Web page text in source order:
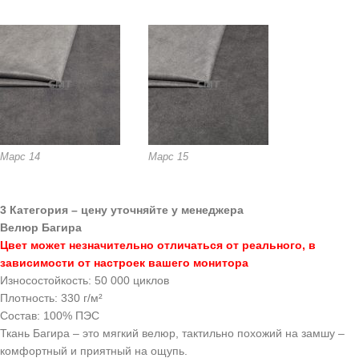
Марс 14 Марс 15
3 Категория – цену уточняйте у менеджера
Велюр Багира
Цвет может незначительно отличаться от реального, в
зависимости от настроек вашего монитора
Износостойкость: 50 000 циклов
Плотность: 330 г/м²
Состав: 100% ПЭС
Ткань Багира – это мягкий велюр, тактильно похожий на замшу –
комфортный и приятный на ощупь.